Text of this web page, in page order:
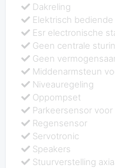
Dakreling
Elektrisch
Esr electronische
Geen centrale
Geen
Middenarmsteun
Niveauregeling
Oppompset
Parkeersensor
Regensensor
Servotronic
Speakers
Stuurverstelling